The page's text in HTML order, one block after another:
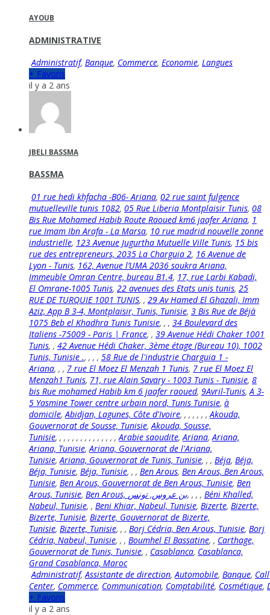
AYOUB
ADMINISTRATIVE
Administratif, Banque, Commerce, Economie, Langues
+ Favoris
il y a 2 ans
JBELI BASSMA
BASSMA
01 rue hedi khfacha -B06- Ariana, 02 rue saint fulgence
mutuelleville tunis 1082, 05 Rue Liberia Montplaisir Tunis, 08
Bis Rue Mohamed Habib Route Raoued km6 jaafer Ariana, 1
rue Imam Ibn Arafa - La Marsa, 10 rue madrid nouvelle zonne
industrielle, 123 Avenue Jugurtha Mutuelle Ville Tunis, 15 bis
rue des entrepreneurs, 2035 La Charguia 2, 16 Avenue de
Lyon - Tunis, 162, Avenue l’UMA 2036 soukra Ariana,
Immeuble Omran Centre, bureau B1.4, 17, rue Larbi Kabadi,
El Omrane-1005 Tunis, 22 avenues des Etats unis tunis, 25
RUE DE TURQUIE 1001 TUNIS, , 29 Av Hamed El Ghazali, Imm
Aziz, App B 3-4, Montplaisir, Tunis, Tunisie, 3 Bis Rue de Béjà
1075 Beb el Khadhra Tunis Tunisie, , , 34 Boulevard des
Italiens -75009 - Paris | France, , 39 Avenue Hédi Chaker 1001
Tunis, , 42 Avenue Hédi Chaker, 3ème étage (Bureau 10), 1002
Tunis, Tunisie ., , , , 58 Rue de l'industrie Charguia 1 -
Ariana, , , 7 rue El Moez El Menzah 1 Tunis, 7 rue El Moez El
Menzah1 Tunis, 71, rue Alain Savary - 1003 Tunis - Tunisie, 8
bis Rue mohamed Habib km 6 jaafer raoued, 9Avril-Tunis,A 3-
5 Yasmine Tower centre urbain nord, Tunis Tunisie, à
domicile,Abidjan, Lagunes, Côte d'Ivoire, , , , , , ,Akouda,
Gouvernorat de Sousse, Tunisie,Akouda, Sousse,
Tunisie, , , , , , , , , , , , , , ,Arabie saoudite,Ariana,Ariana,
Ariana, Tunisie,Ariana, Gouvernorat de l'Ariana,
Tunisie,Ariana, Gouvernorat de Tunis, Tunisie, , , Béja, Béja,
Béja, Tunisie, Béja, Tunisie, , , Ben Arous, Ben Arous, Ben Arous,
Tunisie, Ben Arous, Gouvernorat de Ben Arous, Tunisie, Ben
Arous, Tunisie, , , , , Béni Khalled,
Nabeul, Tunisie, , Beni Khiar, Nabeul, Tunisie, Bizerte, Bizerte,
Bizerte, Tunisie, Bizerte, Gouvernorat de Bizerte,
Tunisie, Bizerte, Tunisie, , , Borj Cédria, Ben Arous, Tunisie, Borj
Cédria, Nabeul, Tunisie, , , Boumhel El Bassatine, , Carthage,
Gouvernorat de Tunis, Tunisie, , Casablanca, Casablanca,
Grand Casablanca, Maroc
Administratif,Assistante de direction,Automobile, Banque, Call
Center, Commerce, Communication, Comptabilité, Cosmétique,
+ Favoris
il y a 2 ans